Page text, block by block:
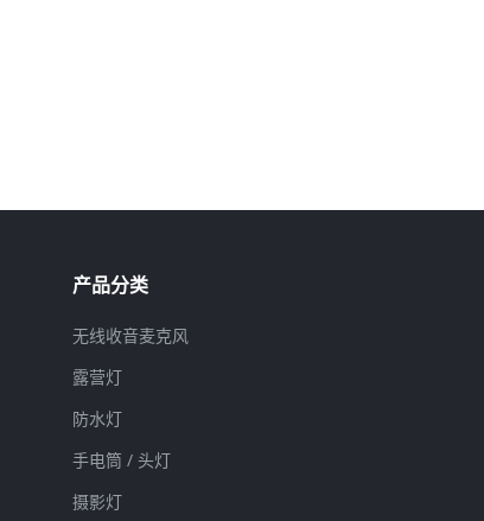
产品分类
无线收音麦克风
露营灯
防水灯
手电筒 / 头灯
摄影灯